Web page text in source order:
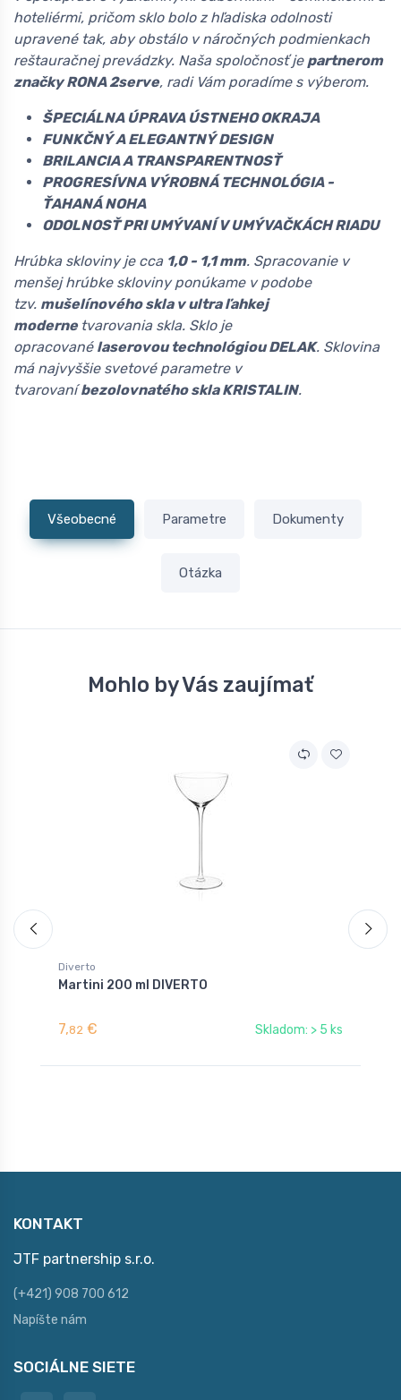
hoteliérmi, pričom sklo bolo z hľadiska odolnosti
upravené tak, aby obstálo v náročných podmienkach
reštauračnej prevádzky. Naša spoločnosť je partnerom
značky RONA 2serve, radi Vám poradíme s výberom.
ŠPECIÁLNA ÚPRAVA ÚSTNEHO OKRAJA
FUNKČNÝ A ELEGANTNÝ DESIGN
BRILANCIA A TRANSPARENTNOSŤ
PROGRESÍVNA VÝROBNÁ TECHNOLÓGIA -
ŤAHANÁ NOHA
ODOLNOSŤ PRI UMÝVANÍ V UMÝVAČKÁCH RIADU
Hrúbka skloviny je cca 1,0 - 1,1 mm. Spracovanie v
menšej hrúbke skloviny ponúkame v podobe
tzv. mušelínového skla v ultra ľahkej
moderne tvarovania skla. Sklo je
opracované laserovou technológiou DELAK. Sklovina
má najvyššie svetové parametre v
tvarovaníbezolovnatého skla KRISTALIN.
Všeobecné Parametre Dokumenty
Otázka
Mohlo by Vás zaujímať
Diverto
Martini 200 ml DIVERTO
7,82 € Skladom: > 5 ks
KONTAKT
JTF partnership s.r.o.
(+421) 908 700 612
Napíšte nám
SOCIÁLNE SIETE